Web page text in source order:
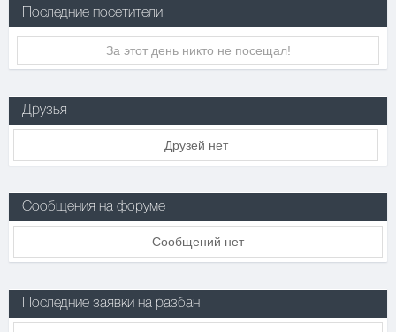
Последние посетители
За этот день никто не посещал!
Друзья
Друзей нет
Сообщения на форуме
Сообщений нет
Последние заявки на разбан